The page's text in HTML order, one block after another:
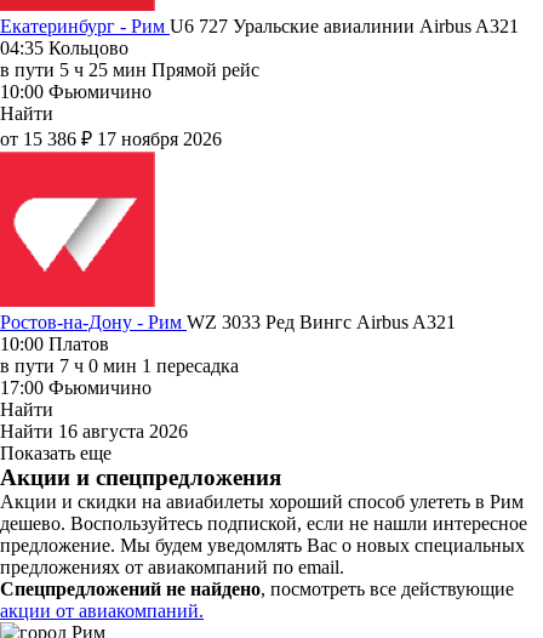
Екатеринбург - Рим U6 727 Уральские авиалинии Airbus A321
04:35 Кольцово
в пути 5 ч 25 мин Прямой рейс
10:00 Фьюмичино
Найти
от 15 386 ₽ 17 ноября 2026
Ростов-на-Дону - Рим WZ 3033 Ред Вингс Airbus A321
10:00 Платов
в пути 7 ч 0 мин 1 пересадка
17:00 Фьюмичино
Найти
Найти 16 августа 2026
Показать еще
Акции и спецпредложения
Акции и скидки на авиабилеты хороший способ улететь в Рим
дешево. Воспользуйтесь подпиской, если не нашли интересное
предложение. Мы будем уведомлять Вас о новых специальных
предложениях от авиакомпаний по email.
Спецпредложений не найдено, посмотреть все действующие
акции от авиакомпаний.